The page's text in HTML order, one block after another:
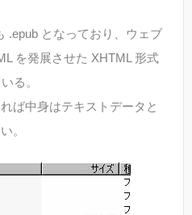
.epub となっており、ウェブ
を発展させた XHTML 形式
る。
ば中身はテキストデータと
。